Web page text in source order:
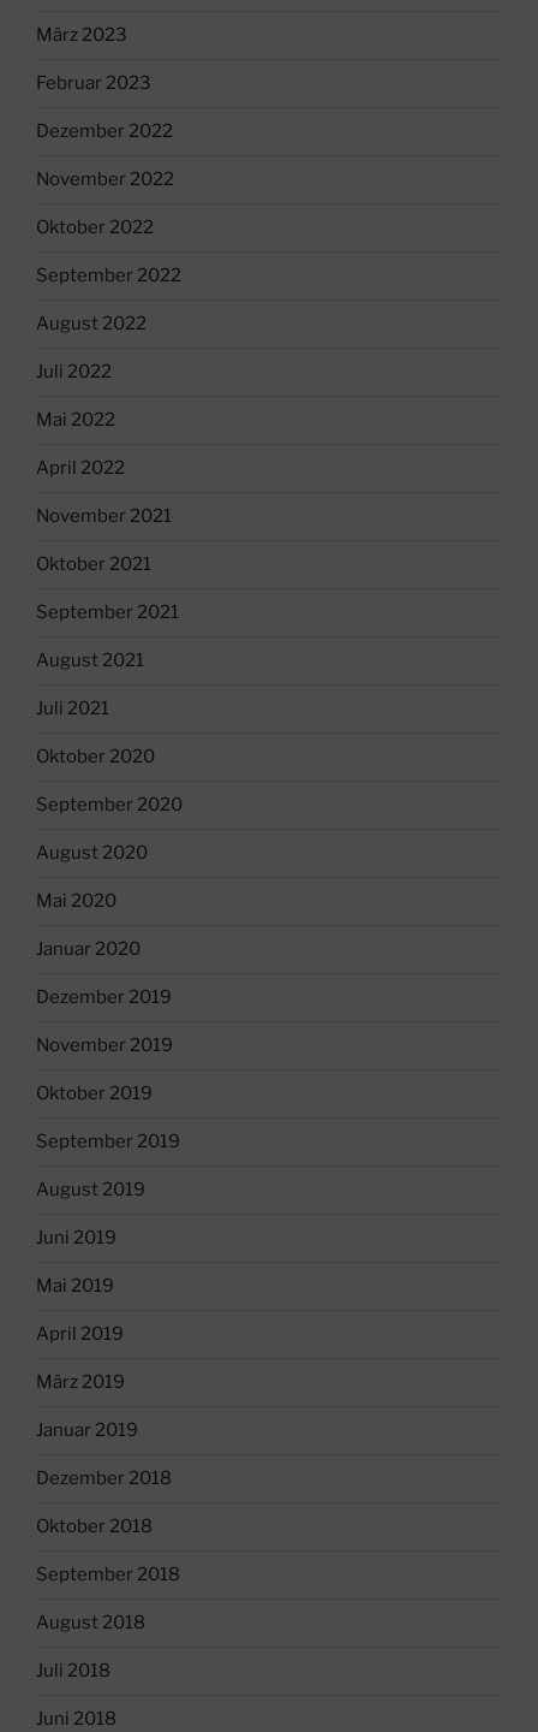
März 2023
Februar 2023
Dezember 2022
November 2022
Oktober 2022
September 2022
August 2022
Juli 2022
Mai 2022
April 2022
November 2021
Oktober 2021
September 2021
August 2021
Juli 2021
Oktober 2020
September 2020
August 2020
Mai 2020
Januar 2020
Dezember 2019
November 2019
Oktober 2019
September 2019
August 2019
Juni 2019
Mai 2019
April 2019
März 2019
Januar 2019
Dezember 2018
Oktober 2018
September 2018
August 2018
Juli 2018
Juni 2018